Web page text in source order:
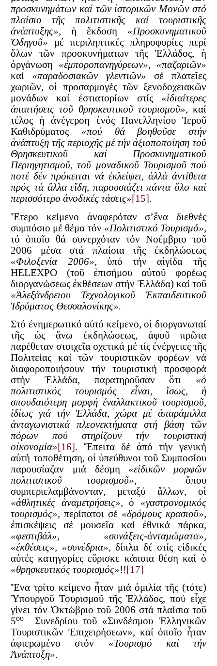
προσκυνημάτων καί τῶν ἱστορικῶν Μονῶν στό
πλαίσιο τῆς πολιτιστικῆς καί τουριστικῆς
ἀνάπτυξης»,ἡ ἔκδοση «Προσκυνηματικοῦ
Ὁδηγοῦ» μέ περιληπτικές πληροφορίες περί
ὅλων τῶν προσκυνήματων τῆς Ἑλλάδος, ἡ
ὀργάνωση «ἐμποροπανηγύρεων», «παζαριῶν»
καί «παραδοσιακῶν γλεντιῶν» σέ πλατεῖες
χωριῶν, οἱ προσαρμογές τῶν ξενοδοχειακῶν
μονάδων καί ἐστιατορίων στίς «ἰδιαίτερες
ἀπαιτήσεις τοῦ θρησκευτικοῦ τουρισμοῦ», καί
τέλος ἡ ἀνέγερση ἑνός Πανελληνίου Ἱεροῦ
Καθιδρύματος «πού θά βοηθοῦσε στήν
ἀνάπτυξη τῆς περιοχῆς μέ τήν ἀξιοποποίηση τοῦ
Θρησκευτικοῦ καί Προσκυνηματικοῦ
Περιηγητισμοῦ, τοῦ μοναδικοῦ Τουρισμοῦ πού
ποτέ δέν πρόκειται νά ἐκλείψει, ἀλλά ἀντίθετα
πρός τά ἄλλα εἴδη, παρουσιάζει πάντα ὅλο καί
περισσότερο ἀνοδικές τάσεις»[15].
Ἕτερο κείμενο ἀναφερόταν σ’ἕνα διεθνές
συμπόσιο μέ θέμα τόν «Πολιτιστικό Τουρισμό»,
τό ὁποῖο θά συνερχόταν τόν Νοέμβριο τοῦ
2006 μέσα στά πλαίσια τῆς ἐκδηλώσεως
«Φιλοξενία 2006», ὑπό τήν αἰγίδα τῆς
HELEXPO (τοῦ ἐπισήμου αὐτοῦ φορέως
διοργανώσεως ἐκθέσεων στήν Ἑλλάδα) καί τοῦ
«Ἀλεξάνδρειου Τεχνολογικοῦ Ἐκπαιδευτικοῦ
Ἱδρύματος Θεσσαλονίκης».
Στό ἐνημερωτικό αὐτό κείμενο, οἱ διοργανωταί
τῆς ὡς ἄνω ἐκδηλώσεως, ἀφοῦ πρῶτα
παρέθεταν στοιχεῖα σχετικά μέ τίς ἐνέργειες τῆς
Πολιτείας καί τῶν τουριστικῶν φορέων νά
διαφοροποιήσουν τήν τουριστική προσφορά
στήν Ἑλλάδα, παρατηροῦσαν ὅτι «ὁ
πολιτιστικός τουρισμός εἶναι, ἴσως, ἡ
σπουδαιότερη μορφή ἐναλλακτικοῦ τουρισμοῦ,
ἰδίως γιά τήν Ἑλλάδα, χώρα μέ ἀπαράμιλλα
ἀνταγωνιστικά πλεονεκτήματα στή βάση τῶν
πόρων πού στηρίζουν τήν τουριστική
οἰκονομία»[16]. Ἔπειτα δέ ἀπό τήν γενική
αὐτή τοποθέτηση, οἱ ὑπεύθυνοι τοῦ Συμποσίου
παρουσίαζαν μιά δέσμη «εἰδικῶν μορφῶν
πολιτιστικοῦ τουρισμοῦ», ὅπου
συμπεριελαμβάνονταν, μεταξύ ἄλλων, οἱ
«ἀθλητικές ἀναμετρήσεις»,ὁ «γαστρονομικός
τουρισμός», περίπατοι σέ «δρόμους κρασιοῦ»,
ἐπισκέψεις σέ μουσεῖα καί ἐθνικά πάρκα,
«φεστιβάλ», «συνάξεις-ἀνταμώματα»,
«ἐκθέσεις», «συνέδρια»,δίπλα δέ στίς εἰδικές
αὐτές κατηγορίες εὕρισκε κάποια θέση καί ὁ
«θρησκευτικός τουρισμός»!![17]
Ἕνα τρίτο κείμενο ἦταν μιά ὁμιλία τῆς (τότε)
Ὑπουργοῦ Τουρισμοῦ τῆς Ἑλλάδος, πού εἶχε
γίνει τόν Ὀκτώβριο τοῦ 2006 στά πλαίσια τοῦ
5ου
Συνεδρίου τοῦ «Συνδέσμου Ἑλληνικῶν
Τουριστικῶν Ἐπιχειρήσεων», καί ὁποῖο ἦταν
ἀφιερωμένο στόν «Τουρισμό καί τήν
Ἀνάπτυξη».